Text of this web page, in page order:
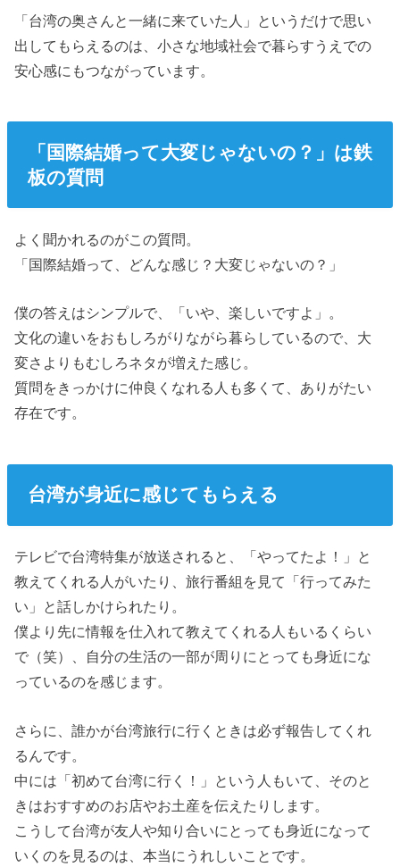
「台湾の奥さんと一緒に来ていた人」というだけで思い
出してもらえるのは、小さな地域社会で暮らすうえでの
安心感にもつながっています。
「国際結婚って大変じゃないの？」は鉄
板の質問
よく聞かれるのがこの質問。
「国際結婚って、どんな感じ？大変じゃないの？」
僕の答えはシンプルで、「いや、楽しいですよ」。
文化の違いをおもしろがりながら暮らしているので、大
変さよりもむしろネタが増えた感じ。
質問をきっかけに仲良くなれる人も多くて、ありがたい
存在です。
台湾が身近に感じてもらえる
テレビで台湾特集が放送されると、「やってたよ！」と
教えてくれる人がいたり、旅行番組を見て「行ってみた
い」と話しかけられたり。
僕より先に情報を仕入れて教えてくれる人もいるくらい
で（笑）、自分の生活の一部が周りにとっても身近にな
っているのを感じます。
さらに、誰かが台湾旅行に行くときは必ず報告してくれ
るんです。
中には「初めて台湾に行く！」という人もいて、そのと
きはおすすめのお店やお土産を伝えたりします。
こうして台湾が友人や知り合いにとっても身近になって
いくのを見るのは、本当にうれしいことです。